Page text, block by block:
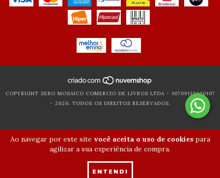
Ao navegar por este site você aceita o uso de cookiespara
agilizar a sua experiência de compra.
ENTENDI
COPYRIGHT SEBO MOSAICO COMERCIO DE LIVROS LTDA - 30709119000107
- 2026. TODOS OS DIREITOS RESERVADOS.